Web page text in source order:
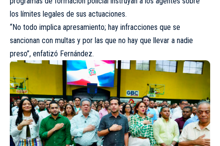
los límites legales de sus actuaciones.
“No todo implica apresamiento; hay infracciones que se
sancionan con multas y por las que no hay que llevar a nadie
preso”, enfatizó Fernández.